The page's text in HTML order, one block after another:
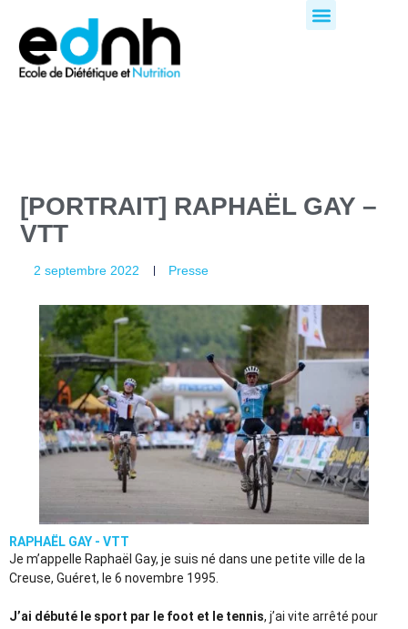
contenu
[PORTRAIT] RAPHAËL GAY –
VTT
2 septembre 2022 Presse
RAPHAËL GAY - VTT
Je m’appelle Raphaël Gay, je suis né dans une petite ville de la
Creuse, Guéret, le 6 novembre 1995.
J’ai débuté le sport par le foot et le tennis, j’ai vite arrêté pour